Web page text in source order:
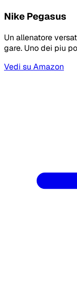
Nike Pegasus
Un allenatore
gare. Uno dei piu
Vedi su Amazon